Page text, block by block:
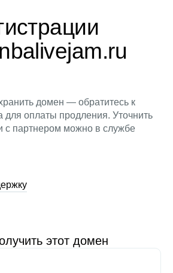
домен — обратитесь к
для оплаты продления. Уточнить
с партнером можно в службе
этот домен